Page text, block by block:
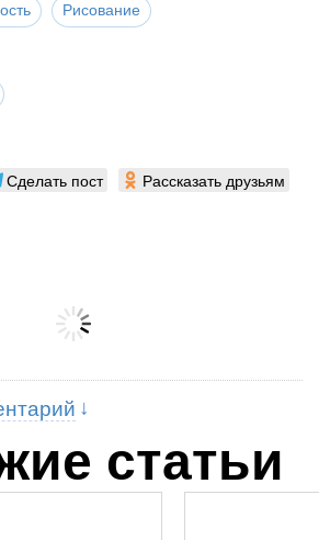
Рисование
Сделать пост Рассказать друзьям
статьи